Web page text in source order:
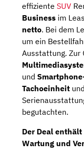
effiziente SUV
Business im
netto. Bei dem
um ein
Ausstattung. Zur
und
Tachoeinheit
begutachten.
Der Deal enthält
Wartung und